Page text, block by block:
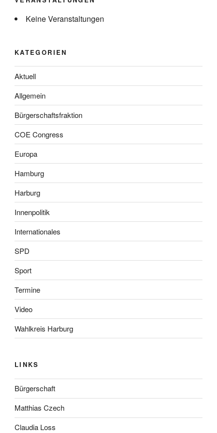
Keine Veranstaltungen
KATEGORIEN
Aktuell
Allgemein
Bürgerschaftsfraktion
COE Congress
Europa
Hamburg
Harburg
Innenpolitik
Internationales
SPD
Sport
Termine
Video
Wahlkreis Harburg
LINKS
Bürgerschaft
Matthias Czech
Claudia Loss